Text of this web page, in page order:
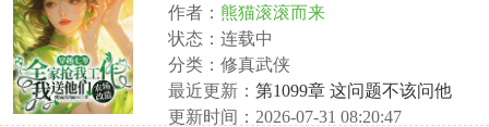
作者： 熊猫滚滚而来
状态：连载中
分类：修真武侠
最近更新： 第1099章 这问题不该问他
更新时间：2026-07-31 08:20:47